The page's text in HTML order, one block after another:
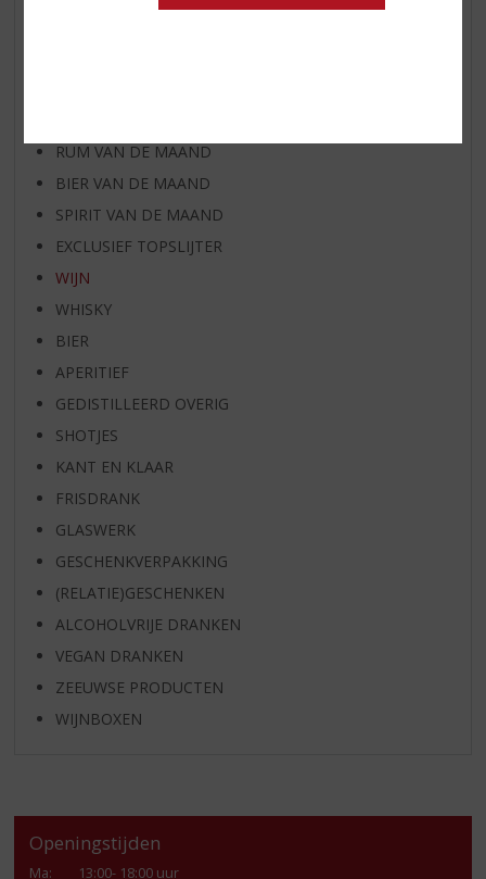
RUM VAN DE MAAND
BIER VAN DE MAAND
SPIRIT VAN DE MAAND
EXCLUSIEF TOPSLIJTER
WIJN
WHISKY
BIER
APERITIEF
GEDISTILLEERD OVERIG
SHOTJES
KANT EN KLAAR
FRISDRANK
GLASWERK
GESCHENKVERPAKKING
(RELATIE)GESCHENKEN
ALCOHOLVRIJE DRANKEN
VEGAN DRANKEN
ZEEUWSE PRODUCTEN
WIJNBOXEN
Openingstijden
Ma:
13:00- 18:00 uur